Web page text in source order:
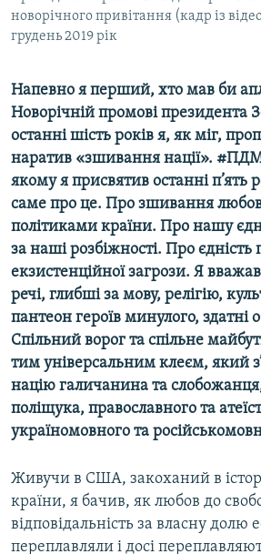
Усі сайти RFE/RL
новорічного привітання (кадр із
грудень 2019 рік
Напевно я перший, хто мав би
Новорічній промові президента
останні шість років я, як міг,
наратив «зшивання нації».
якому я присвятив останні п’ять
саме про це. Про зшивання
політиками країни. Про нашу
за наші розбіжності. Про
екзистенційної загрози. Я
речі, глибші за мову, релігію,
пантеон героїв минулого, здатні
Спільний ворог та спільне
тим універсальним клеєм, який
націю галичанина та
поліщука, православного та
україномовного та
Живучи в США, закоханий в
країни, я бачив, як любов до
відповідальність за власну долю
переплавляли і досі